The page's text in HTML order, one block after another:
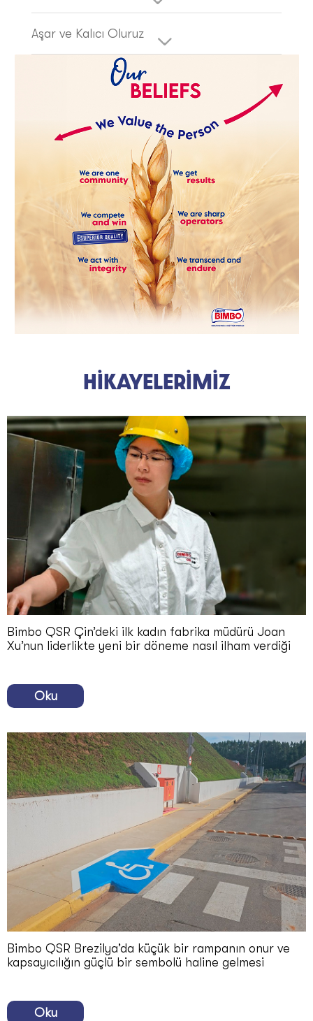
Aşar ve Kalıcı Oluruz
HİKAYELERİMİZ
Bimbo QSR Çin’deki ilk kadın fabrika müdürü Joan
Xu’nun liderlikte yeni bir döneme nasıl ilham verdiği
Oku
Bimbo QSR Brezilya’da küçük bir rampanın onur ve
kapsayıcılığın güçlü bir sembolü haline gelmesi
Oku